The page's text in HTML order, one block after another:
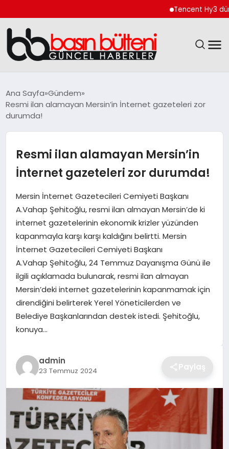
Tencent Hy3 dünya
GÜNCEL
MAGAZIN
SAĞLIK
SPOR
TEKNOLOJI
YAŞAM
GÜNDEM
Ana Sayfa Gündem
Resmi ilan alamayan Mersin’in İnternet gazeteleri zor
durumda!
Resmi ilan alamayan Mersin’in
İnternet gazeteleri zor durumda!
Mersin İnternet Gazetecileri Cemiyeti Başkanı
A.Vahap Şehitoğlu, resmi ilan almayan Mersin’de ki
internet gazetelerinin ekonomik krizler yüzünden
kapanmayla karşı karşı kaldığını belirtti. Mersin
İnternet Gazetecileri Cemiyeti Başkanı
A.Vahap Şehitoğlu, 24 Temmuz Dayanışma Günü ile
ilgili açıklamada bulunarak, resmi ilan almayan
Mersin’deki internet gazetelerinin kapanmamak için
direndiğini belirterek Yerel Yöneticilerden ve
Belediye Başkanlarından destek istedi. Şehitoğlu,
konuya…
admin
23 Temmuz 2024 Paylaş